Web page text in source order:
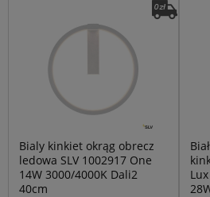
Bialy kinkiet okrąg obrecz
ledowa SLV 1002917 One
14W 3000/4000K Dali2
40cm